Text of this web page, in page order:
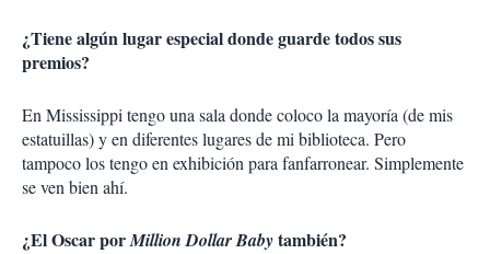
¿Tiene algún lugar especial donde guarde todos sus
premios?
En Mississippi tengo una sala donde coloco la mayoría (de mis
estatuillas) y en diferentes lugares de mi biblioteca. Pero
tampoco los tengo en exhibición para fanfarronear. Simplemente
se ven bien ahí.
¿El Oscar porMillion Dollar Babytambién?